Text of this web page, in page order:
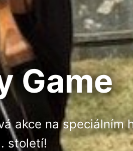
Game
akce na speciálním
století!